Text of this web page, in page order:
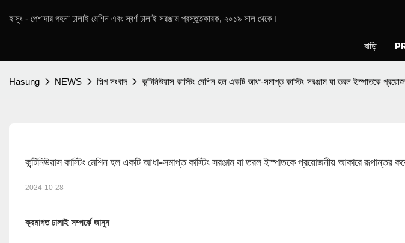
হাসুং - পেশাদার গহনা ঢালাই মেশিন এবং স্বর্ণ ঢালাই সরঞ্জাম প্রস্তুতকারক, ২০১৯ সাল থেকে।
বাড়ি
Hasung NEWS শিল্প সংবাদ কন্টিনিউয়াস কাস্টিং মেশিন হল একটি আধা-সমাপ্ত কাস্টিং সরঞ্জাম যা তরল ইস্পাতকে
কন্টিনিউয়াস কাস্টিং মেশিন হল একটি আধা-সমাপ্ত কাস্টিং সরঞ্জাম যা তরল ইস্পাতকে প্রয়োজনীয় আকারে রূপান্তর
2024-10-28
ক্রমাগত ঢালাইসম্পর্কে জানুন